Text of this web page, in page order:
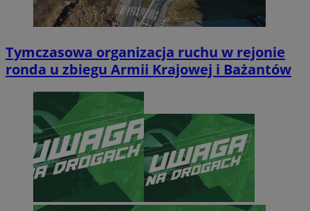
Tymczasowa organizacja ruchu w rejonie
ronda u zbiegu Armii Krajowej i Bażantów